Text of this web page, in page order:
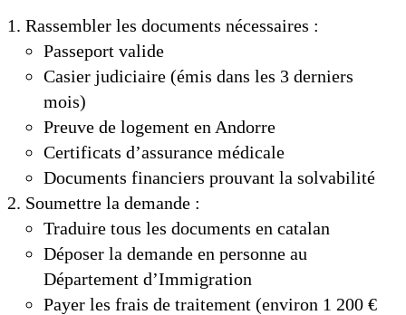
Rassembler les documents nécessaires :
Passeport valide
Casier judiciaire (émis dans les 3 derniers
mois)
Preuve de logement en Andorre
Certificats d’assurance médicale
Documents financiers prouvant la solvabilité
Soumettre la demande :
Traduire tous les documents en catalan
Déposer la demande en personne au
Département d’Immigration
Payer les frais de traitement (environ 1 200 €